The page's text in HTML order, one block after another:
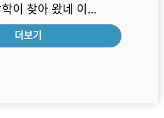
이 찾아 왔네 이...
더보기